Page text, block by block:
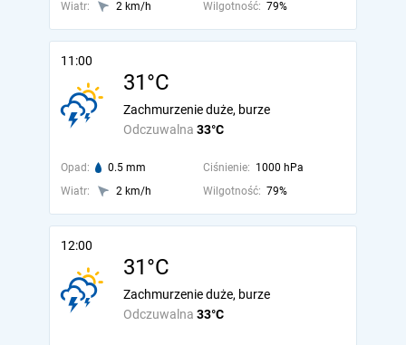
Wiatr:
2 km/h Wilgotność: 79%
11:00
31°C
Odczuwalna 33°C
Zachmurzenie duże, burze
Opad: 0.5 mm Ciśnienie: 1000 hPa
Wiatr:
2 km/h Wilgotność: 79%
12:00
31°C
Odczuwalna 33°C
Zachmurzenie duże, burze